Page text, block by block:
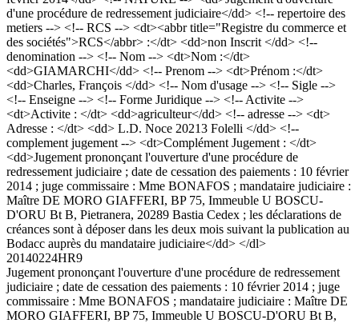
d'une procédure de redressement judiciaire</dd> <!-- repertoire des
metiers --> <!-- RCS --> <dt><abbr title="Registre du commerce et
des sociétés">RCS</abbr> :</dt> <dd>non Inscrit </dd> <!--
denomination --> <!-- Nom --> <dt>Nom :</dt>
<dd>GIAMARCHI</dd> <!-- Prenom --> <dt>Prénom :</dt>
<dd>Charles, François </dd> <!-- Nom d'usage --> <!-- Sigle -->
<!-- Enseigne --> <!-- Forme Juridique --> <!-- Activite -->
<dt>Activite : </dt> <dd>agriculteur</dd> <!-- adresse --> <dt>
Adresse : </dt> <dd> L.D. Noce 20213 Folelli </dd> <!--
complement jugement --> <dt>Complément Jugement : </dt>
<dd>Jugement prononçant l'ouverture d'une procédure de
redressement judiciaire ; date de cessation des paiements : 10 février
2014 ; juge commissaire : Mme BONAFOS ; mandataire judiciaire :
Maître DE MORO GIAFFERI, BP 75, Immeuble U BOSCU-
D'ORU Bt B, Pietranera, 20289 Bastia Cedex ; les déclarations de
créances sont à déposer dans les deux mois suivant la publication au
Bodacc auprès du mandataire judiciaire</dd> </dl>
20140224HR9
Jugement prononçant l'ouverture d'une procédure de redressement
judiciaire ; date de cessation des paiements : 10 février 2014 ; juge
commissaire : Mme BONAFOS ; mandataire judiciaire : Maître DE
MORO GIAFFERI, BP 75, Immeuble U BOSCU-D'ORU Bt B,